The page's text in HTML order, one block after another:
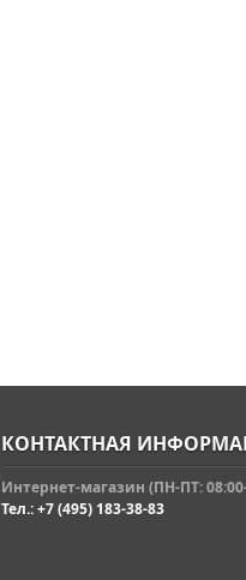
КОНТАКТНАЯ
Интернет-магазин (ПН-ПТ:
Тел.: +7 (495) 183-38-83